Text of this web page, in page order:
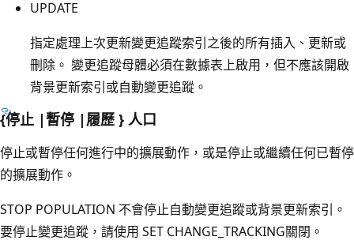
UPDATE
指定處理上次更新變更追蹤索引之後的所有插入、更新或
刪除。 變更追蹤母體必須在數據表上啟用，但不應該開啟
背景更新索引或自動變更追蹤。
{停止 |暫停 |履歷 } 人口
停止或暫停任何進行中的擴展動作，或是停止或繼續任何已暫停
的擴展動作。
STOP POPULATION 不會停止自動變更追蹤或背景更新索引。
要停止變更追蹤，請使用 SET CHANGE_TRACKING關閉。